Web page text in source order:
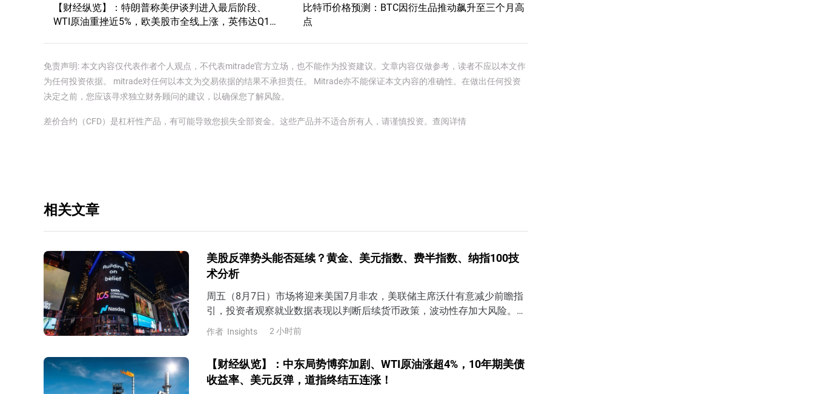
【财经纵览】：特朗普称美伊谈判进入最后阶段、
WTI原油重挫近5%，欧美股市全线上涨，英伟达Q1
比特币价格预测：BTC因衍生品推动飙升至三个月高
点
免责声明: 本文内容仅代表作者个人观点，不代表mitrade官方立场，也不能作为投资建议。文章内容仅做参考，读者不应以本文作
为任何投资依据。 mitrade对任何以本文为交易依据的结果不承担责任。 Mitrade亦不能保证本文内容的准确性。在做出任何投资
决定之前，您应该寻求独立财务顾问的建议，以确保您了解风险。
差价合约（CFD）是杠杆性产品，有可能导致您损失全部资金。这些产品并不适合所有人，请谨慎投资。 查阅详情
相关文章
美股反弹势头能否延续？黄金、美元指数、费半指数、纳指100技
术分析
周五（8月7日）市场将迎来美国7月非农，美联储主席沃什有意减少前瞻指
引，投资者观察就业数据表现以判断后续货币政策，波动性存加大风险。若
7月非农表现疲软，美联储9月加息可能性将下降，但若就业、薪资显著强于
预期，那么市场或将提高9月加息概率，还可能定价美联储行动过晚（too
作者 Insights 2 小时前
【财经纵览】：中东局势博弈加剧、WTI原油涨超4%，10年期美债
收益率、美元反弹，道指终结五连涨！